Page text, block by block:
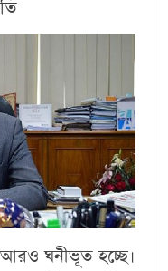
আরও ঘনীভূত হচ্ছে।